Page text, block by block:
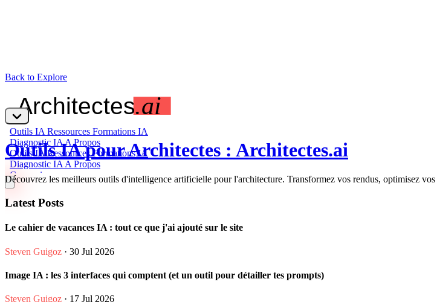
Back to Explore
Outils IA pour Architectes : Architectes.ai
Découvrez les meilleurs outils d'intelligence artificielle pour l'architecture. Transformez vos rendus, optimisez
Latest Posts
Le cahier de vacances IA : tout ce que j'ai ajouté sur le site
Steven Guigoz · 30 Jul 2026
Image IA : les 3 interfaces qui comptent (et un outil pour détailler tes prompts)
Steven Guigoz · 17 Jul 2026